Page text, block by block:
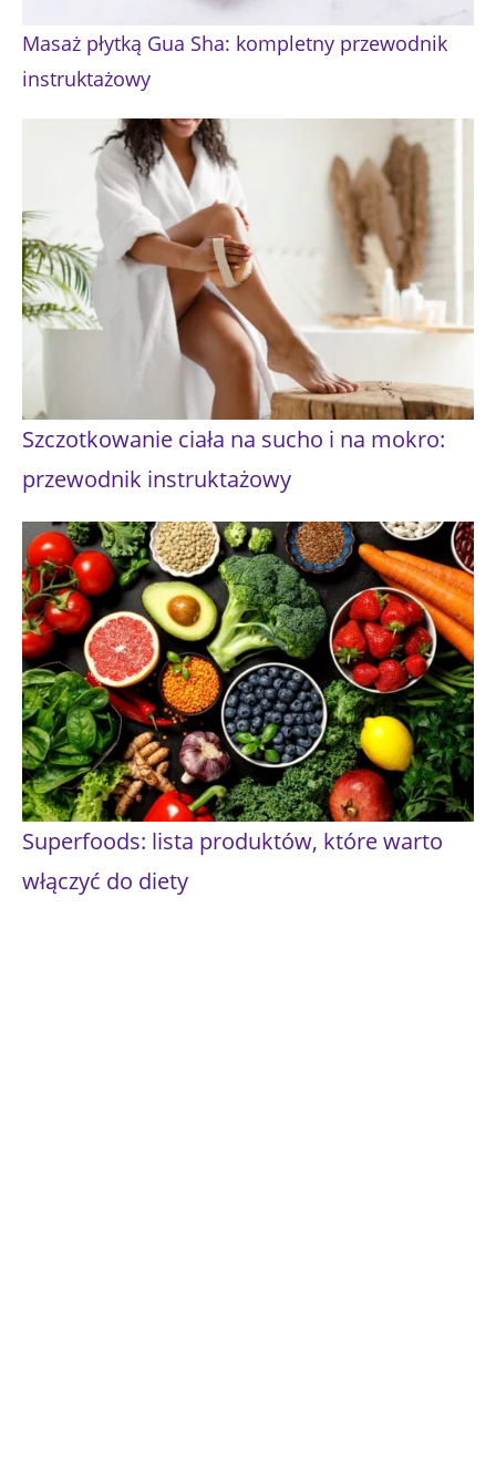
Masaż płytką Gua Sha: kompletny przewodnik
instruktażowy
Szczotkowanie ciała na sucho i na mokro:
przewodnik instruktażowy
Superfoods: lista produktów, które warto
włączyć do diety